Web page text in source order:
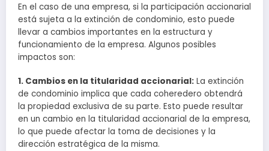
En el caso de una empresa, si la participación accionarial
está sujeta a la extinción de condominio, esto puede
llevar a cambios importantes en la estructura y
funcionamiento de la empresa. Algunos posibles
impactos son:
1. Cambios en la titularidad accionarial: La extinción
de condominio implica que cada coheredero obtendrá
la propiedad exclusiva de su parte. Esto puede resultar
en un cambio en la titularidad accionarial de la empresa,
lo que puede afectar la toma de decisiones y la
dirección estratégica de la misma.